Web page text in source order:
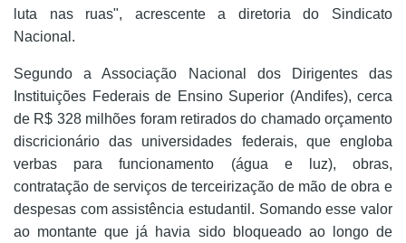
luta nas ruas", acrescente a diretoria do Sindicato
Nacional.
Segundo a Associação Nacional dos Dirigentes das
Instituições Federais de Ensino Superior (Andifes), cerca
de R$ 328 milhões foram retirados do chamado orçamento
discricionário das universidades federais, que engloba
verbas para funcionamento (água e luz), obras,
contratação de serviços de terceirização de mão de obra e
despesas com assistência estudantil. Somando esse valor
ao montante que já havia sido bloqueado ao longo de